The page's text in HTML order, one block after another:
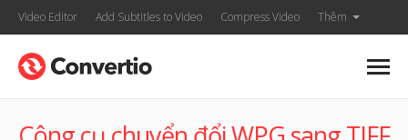
Video Editor Add Subtitles to Video Compress Video Thêm